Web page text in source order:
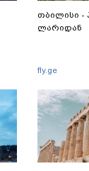
თბილისი -
ლარიდან
fly.ge